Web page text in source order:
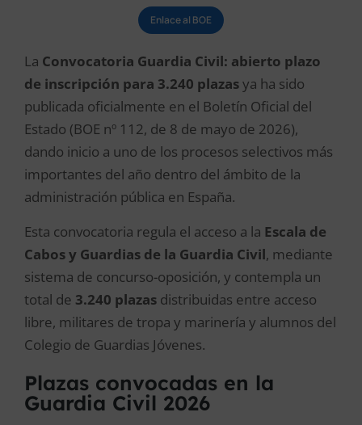
Enlace al BOE
La Convocatoria Guardia Civil: abierto plazo
de inscripción para 3.240 plazasya ha sido
publicada oficialmente en el Boletín Oficial del
Estado (BOE nº 112, de 8 de mayo de 2026),
dando inicio a uno de los procesos selectivos más
importantes del año dentro del ámbito de la
administración pública en España.
Esta convocatoria regula el acceso a la Escala de
Cabos y Guardias de la Guardia Civil, mediante
sistema de concurso-oposición, y contempla un
total de 3.240 plazas distribuidas entre acceso
libre, militares de tropa y marinería y alumnos del
Colegio de Guardias Jóvenes.
Plazas convocadas en la
Guardia Civil 2026